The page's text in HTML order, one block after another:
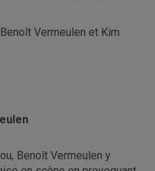
Vermeulen et Kim
Benoît Vermeulen y